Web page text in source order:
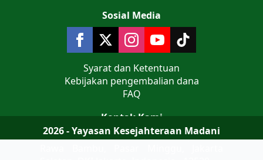
Kontak Kami
Jalan Teluk Jakarta No 9 Komplek AL
Sosial Media
Syarat dan Ketentuan
Kebijakan pengembalian dana
FAQ
2026 - Yayasan Kesejahteraan Madani